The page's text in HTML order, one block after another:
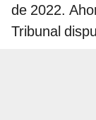
de 2022.
Tribunal